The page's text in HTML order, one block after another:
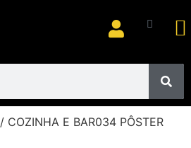
/ COZINHA E BAR034 PÔSTER